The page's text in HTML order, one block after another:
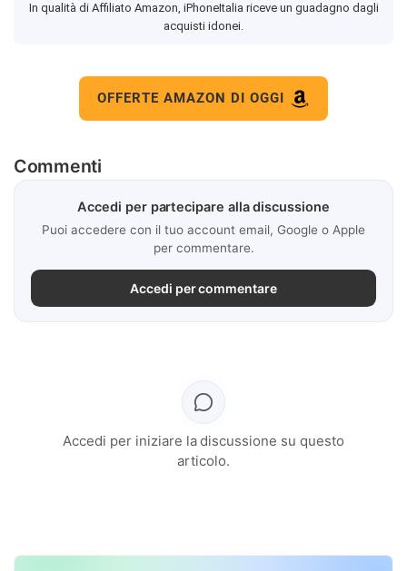
In qualità di Affiliato Amazon, iPhoneItalia riceve un guadagno dagli
acquisti idonei.
OFFERTE AMAZON DI OGGI
Commenti
Accedi per partecipare alla discussione
Puoi accedere con il tuo account email, Google o Apple
per commentare.
Accedi per commentare
Accedi per iniziare la discussione su questo
articolo.